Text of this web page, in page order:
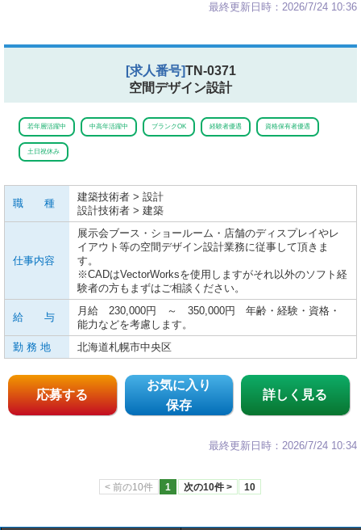
最終更新日時：2026/7/24 10:36
[求人番号]TN-0371
空間デザイン設計
若年層活躍中 中高年活躍中 ブランクOK 経験者優遇 資格保有者優遇
土日祝休み
職 種
建築技術者 > 設計
設計技術者 > 建築
仕事内容
展示会ブース・ショールーム・店舗のディスプレイやレ
イアウト等の空間デザイン設計業務に従事して頂きま
す。
※CADはVectorWorksを使用しますがそれ以外のソフト経
験者の方もまずはご相談ください。
給 与
月給 230,000円 ～ 350,000円 年齢・経験・資格・
能力などを考慮します。
勤 務 地
北海道札幌市中央区
応募する
お気に入り
保存
詳しく見る
最終更新日時：2026/7/24 10:34
< 前の10件 1 次の10件 > 10